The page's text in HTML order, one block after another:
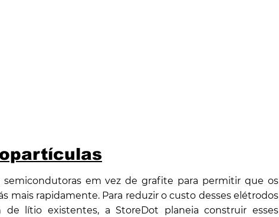
semicondutoras em vez de grafite para permitir que os
mais rapidamente. Para reduzir o custo desses elétrodos
de lítio existentes, a StoreDot planeia construir esses